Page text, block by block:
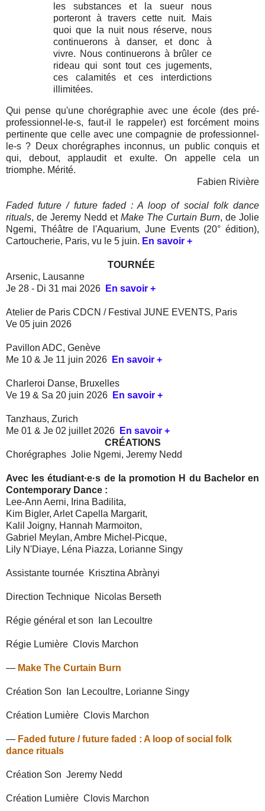
les substances et la sueur nous
porteront à travers cette nuit. Mais
quoi que la nuit nous réserve, nous
continuerons à danser, et donc à
vivre. Nous continuerons à brûler ce
rideau qui sont tout ces jugements,
ces calamités et ces interdictions
illimitées.
Qui pense qu'une chorégraphie avec une école (des pré-
professionnel-le-s, faut-il le rappeler) est forcément moins
pertinente que celle avec une compagnie de professionnel-
le-s ? Deux chorégraphes inconnus, un public conquis et
qui, debout, applaudit et exulte. On appelle cela un
triomphe. Mérité.
Fabien Rivière
Faded future / future faded : A loop of social folk dance
rituals, de Jeremy Nedd et Make The Curtain Burn, de Jolie
Ngemi, Théâtre de l'Aquarium, June Events (20° édition),
Cartoucherie, Paris, vu le 5 juin. En savoir +
TOURNÉE
Arsenic, Lausanne
Je 28 - Di 31 mai 2026
En savoir +
Atelier de Paris CDCN / Festival JUNE EVENTS, Paris
Ve 05 juin 2026
Pavillon ADC, Genève
Me 10 & Je 11 juin 2026
En savoir +
Charleroi Danse, Bruxelles
Ve 19 & Sa 20 juin 2026
En savoir +
Tanzhaus, Zurich
Me 01 & Je 02 juillet 2026
En savoir +
CRÉATIONS
Chorégraphes Jolie Ngemi, Jeremy Nedd
Avec les étudiant·e·s de la promotion H du Bachelor en
Contemporary Dance :
Lee-Ann Aerni, Irina Badilita,
Kim Bigler, Arlet Capella Margarit,
Kalil Joigny, Hannah Marmoiton,
Gabriel Meylan, Ambre Michel-Picque,
Lily N'Diaye, Léna Piazza, Lorianne Singy
Assistante tournée Krisztina Abrànyi
Direction Technique Nicolas Berseth
Régie général et son Ian Lecoultre
Régie Lumière Clovis Marchon
— Make The Curtain Burn
Création Son Ian Lecoultre, Lorianne Singy
Création Lumière Clovis Marchon
— Faded future / future faded : A loop of social folk
dance rituals
Création Son Jeremy Nedd
Création Lumière Clovis Marchon